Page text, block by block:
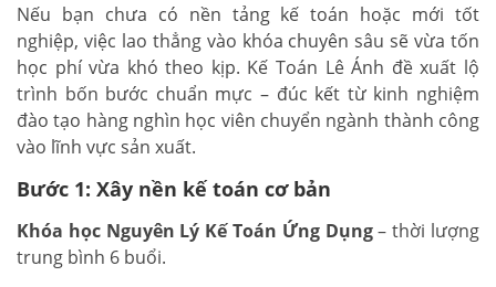
Nếu bạn chưa có nền tảng kế toán hoặc mới tốt
nghiệp, việc lao thẳng vào khóa chuyên sâu sẽ vừa tốn
học phí vừa khó theo kịp. Kế Toán Lê Ánh đề xuất lộ
trình bốn bước chuẩn mực – đúc kết từ kinh nghiệm
đào tạo hàng nghìn học viên chuyển ngành thành công
vào lĩnh vực sản xuất.
Bước 1: Xây nền kế toán cơ bản
Khóa học Nguyên Lý Kế Toán Ứng Dụng– thời lượng
trung bình 6 buổi.